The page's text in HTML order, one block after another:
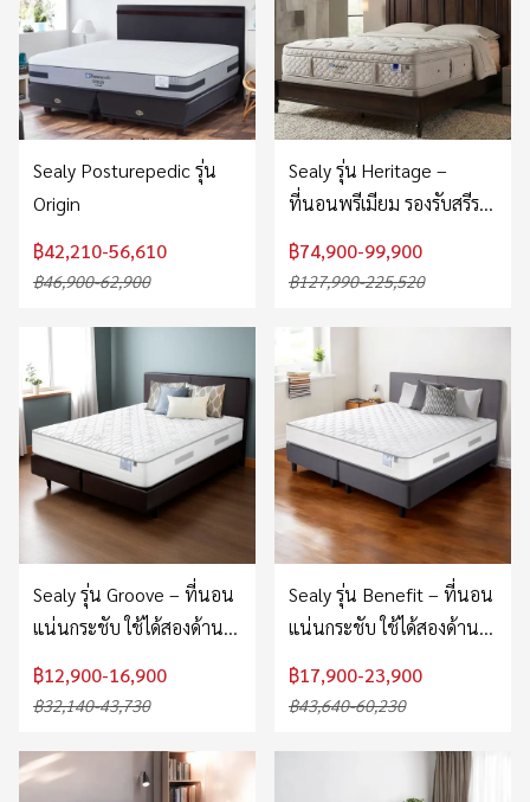
Sealy Posturepedic รุ่น
Origin
฿42,210-56,610
฿46,900-62,900
Sealy รุ่น Heritage –
ที่นอนพรีเมียม รองรับสรีระ
ทุกจุด ลดแรงกดทับ หลับ
สบายไร้กวน
฿74,900-99,900
฿127,990-225,520
Sealy รุ่น Groove – ที่นอน
แน่นกระชับ ใช้ได้สองด้าน
รองรับสรีระ ราคาคุ้มค่า
฿12,900-16,900
฿32,140-43,730
Sealy รุ่น Benefit – ที่นอน
แน่นกระชับ ใช้ได้สองด้าน
รองรับแนวกระดูกสันหลัง
฿17,900-23,900
฿43,640-60,230